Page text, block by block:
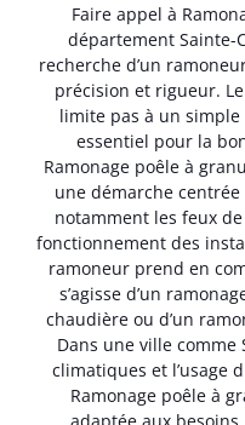
Faire appel à
département Sainte-
recherche d’un
précision et rigueur.
limite pas à un
essentiel pour la
Ramonage poêle à
une démarche
notamment les feux
fonctionnement des
ramoneur prend en
s’agisse d’un
chaudière ou d’un
Dans une ville comme
climatiques et l’usage
Ramonage poêle à
adaptée aux